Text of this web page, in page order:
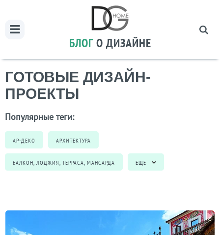
БЛОГ О ДИЗАЙНЕ
ГОТОВЫЕ ДИЗАЙН-
ПРОЕКТЫ
Популярные теги:
АР-ДЕКО АРХИТЕКТУРА
БАЛКОН, ЛОДЖИЯ, ТЕРРАСА, МАНСАРДА ЕЩЕ